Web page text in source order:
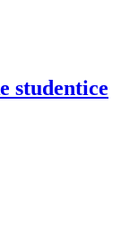
studentice